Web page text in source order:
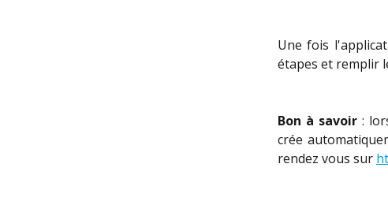
Une fois
étapes et remplir
Bon à savoir :
crée
rendez vous sur